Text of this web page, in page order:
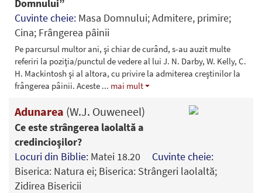
Domnului”
Cuvinte cheie: Masa Domnului; Admitere, primire;
Cina; Frângerea pâinii
Pe parcursul multor ani, şi chiar de curând, s-au auzit multe
referiri la poziţia/punctul de vedere al lui J. N. Darby, W. Kelly, C.
H. Mackintosh şi al altora, cu privire la admiterea creştinilor la
frângerea pâinii. Aceste ... mai mult
Adunarea (W.J. Ouweneel)
Ce este strângerea laolaltă a
credincioşilor?
Locuri din Biblie: Matei 18.20 Cuvinte cheie:
Biserica: Natura ei; Biserica: Strângeri laolaltă;
Zidirea Bisericii